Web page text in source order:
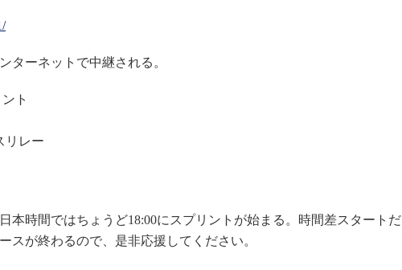
ターネットで中継される。
ト
リレー
本時間ではちょうど18:00にスプリントが始まる。時間差スタートだ
スが終わるので、是非応援してください。